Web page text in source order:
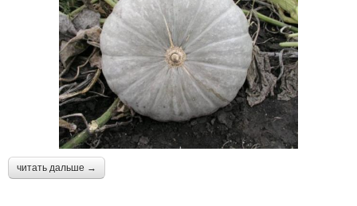
читать дальше →